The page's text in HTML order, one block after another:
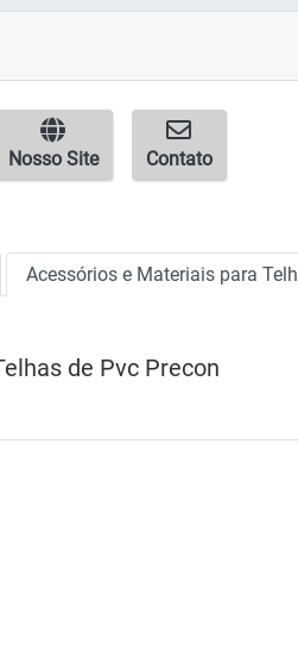
Nosso Site Contato
Acessórios e Materiais para
de Pvc Precon